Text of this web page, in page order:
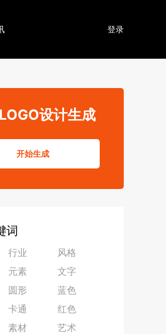
登录
设计生成
开始生成
词
行业
风格
元素
文字
圆形
蓝色
卡通
红色
素材
艺术